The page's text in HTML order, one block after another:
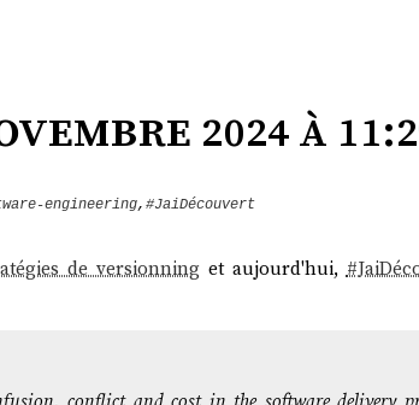
2024 à
engineering, #JaiDécouvert
de versionninget aujourd'hui, #